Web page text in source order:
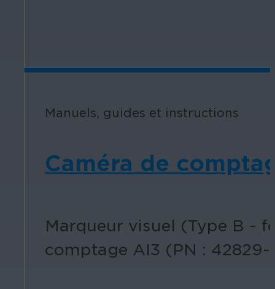
Manuels, guides et instructions
Caméra de
Marqueur visuel (Type B -
comptage AI3 (PN : 42829-